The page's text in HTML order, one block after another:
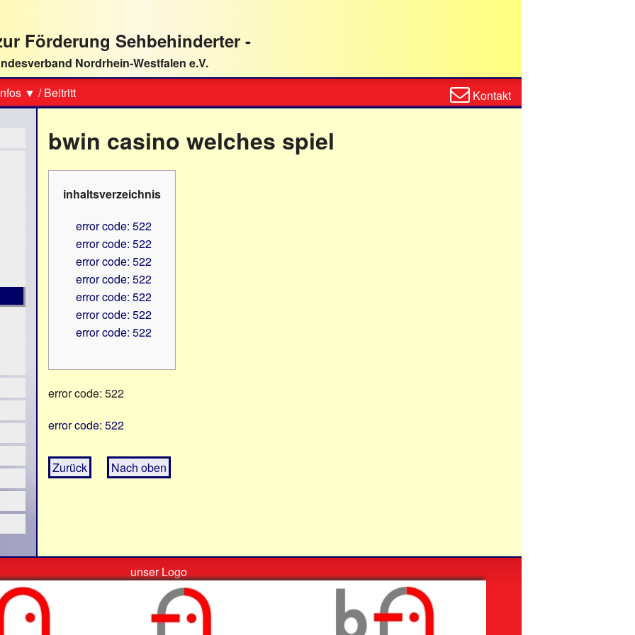
Förderung Sehbehinderter -
Nordrhein-Westfalen e.V.
▼ /Beitritt
Kontaktformular
Kontakt
bwin casino welches spiel
inhaltsverzeichnis
error code: 522
error code: 522
error code: 522
error code: 522
error code: 522
error code: 522
error code: 522
error code: 522
error code: 522
Zurück Nach oben
unser Logo